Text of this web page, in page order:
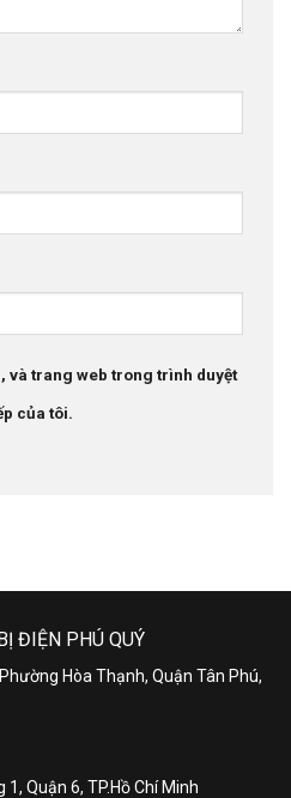
và trang web trong trình duyệt
của tôi.
ĐIỆN PHÚ QUÝ
Hòa Thạnh, Quận Tân Phú,
Quận 6, TP.Hồ Chí Minh